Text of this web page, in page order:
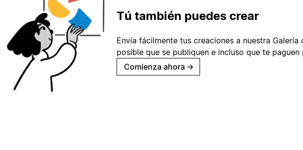
Tú también puedes crear
Envía fácilmente tus creaciones a nuestra Galería
posible que se publiquen e incluso que te paguen
Comienza ahora →